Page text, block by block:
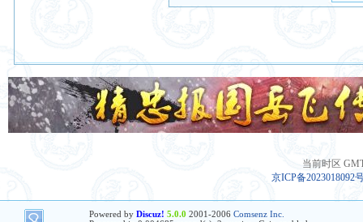
当前时区
京ICP备2023018092
Powered by Discuz! 5.0.0 2001-2006 Comsenz Inc.